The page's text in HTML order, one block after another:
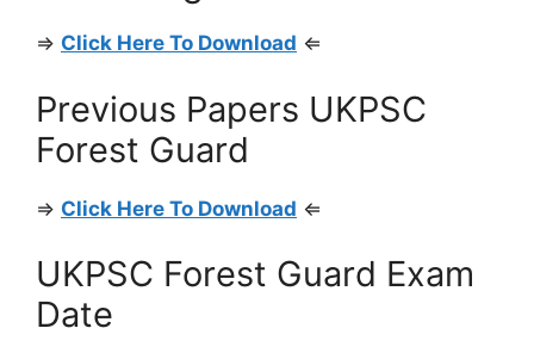
⇒ Click Here To Download ⇐
Previous Papers UKPSC
Forest Guard
⇒ Click Here To Download ⇐
UKPSC Forest Guard Exam
Date